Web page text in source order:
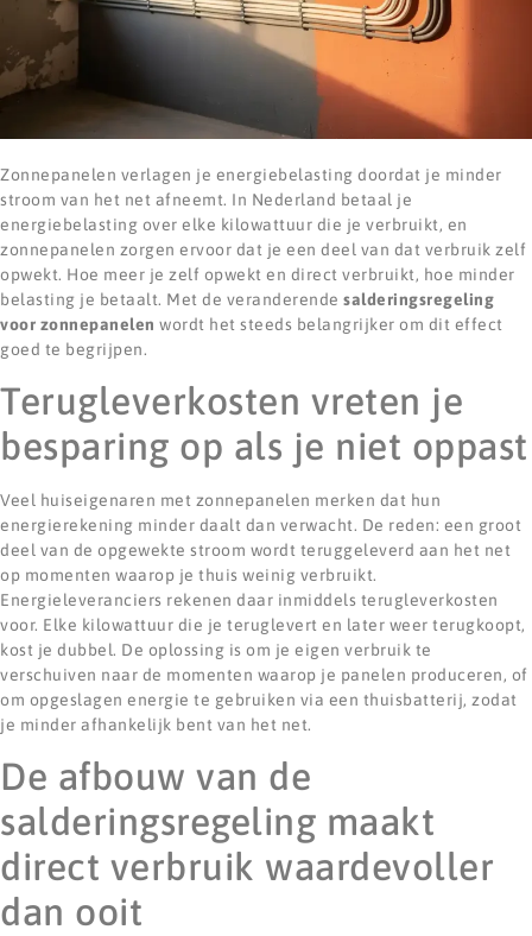
Zonnepanelen verlagen je energiebelasting doordat je minder
stroom van het net afneemt. In Nederland betaal je
energiebelasting over elke kilowattuur die je verbruikt, en
zonnepanelen zorgen ervoor dat je een deel van dat verbruik zelf
opwekt. Hoe meer je zelf opwekt en direct verbruikt, hoe minder
belasting je betaalt. Met de veranderende salderingsregeling
voor zonnepanelen wordt het steeds belangrijker om dit effect
goed te begrijpen.
Terugleverkosten vreten je
besparing op als je niet oppast
Veel huiseigenaren met zonnepanelen merken dat hun
energierekening minder daalt dan verwacht. De reden: een groot
deel van de opgewekte stroom wordt teruggeleverd aan het net
op momenten waarop je thuis weinig verbruikt.
Energieleveranciers rekenen daar inmiddels terugleverkosten
voor. Elke kilowattuur die je teruglevert en later weer terugkoopt,
kost je dubbel. De oplossing is om je eigen verbruik te
verschuiven naar de momenten waarop je panelen produceren, of
om opgeslagen energie te gebruiken via een thuisbatterij, zodat
je minder afhankelijk bent van het net.
De afbouw van de
salderingsregeling maakt
direct verbruik waardevoller
dan ooit